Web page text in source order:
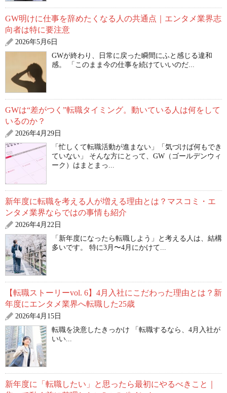
GW明けに仕事を辞めたくなる人の共通点｜エンタメ業界志
向者は特に要注意
2026年5月6日
GWが終わり、日常に戻った瞬間にふと感じる違和
感。 「このまま今の仕事を続けていいのだ...
GWは“差がつく”転職タイミング。動いている人は何をして
いるのか？
2026年4月29日
「忙しくて転職活動が進まない」「気づけば何もでき
ていない」 そんな方にとって、GW（ゴールデンウィ
ーク）はまとまっ...
新年度に転職を考える人が増える理由とは？マスコミ・エ
ンタメ業界ならではの事情も紹介
2026年4月22日
「新年度になったら転職しよう」と考える人は、結構
多いです。 特に3月〜4月にかけて...
【転職ストーリーvol. 6】4月入社にこだわった理由とは？新
年度にエンタメ業界へ転職した25歳
2026年4月15日
転職を決意したきっかけ 「転職するなら、4月入社が
いい...
新年度に「転職したい」と思ったら最初にやるべきこと｜